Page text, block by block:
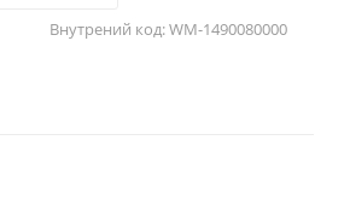
Внутрений код:WM-1490080000